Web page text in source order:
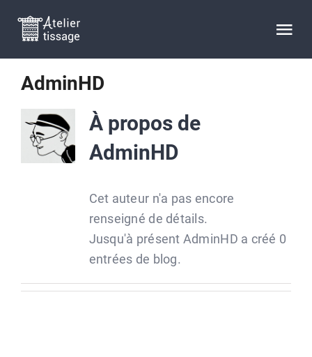
ACCUEIL
DATES DES STAGES
RESSOURCES
AdminHD
À propos de
AdminHD
Cet auteur n'a pas encore
renseigné de détails.
Jusqu'à présent AdminHD a créé 0
entrées de blog.